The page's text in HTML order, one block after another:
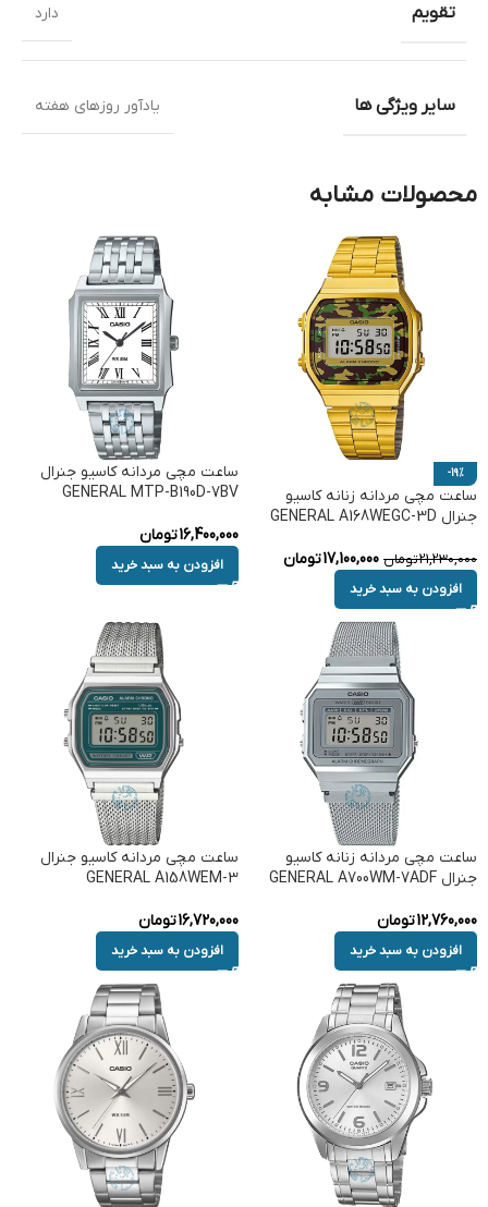
تقویم دارد
سایر ویژگی ها یادآور روزهای هفته
محصولات مشابه
-19%
ساعت مچی مردانه زنانه کاسیو
جنرال GENERAL A168WEGC-3D
21,230,000تومان 17,100,000تومان
افزودن به سبد خرید
ساعت مچی مردانه کاسیو جنرال
GENERAL MTP-B190D-7BV
16,400,000تومان
افزودن به سبد خرید
ساعت مچی مردانه زنانه کاسیو
جنرال GENERAL A700WM-7ADF
12,760,000تومان
افزودن به سبد خرید
ساعت مچی مردانه کاسیو جنرال
GENERAL A158WEM-3
16,720,000تومان
افزودن به سبد خرید